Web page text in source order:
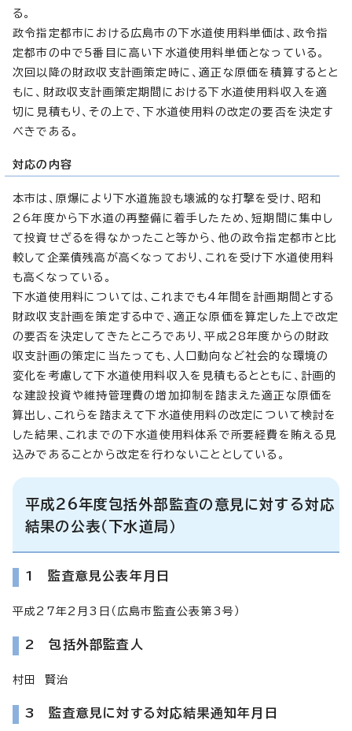
る。
政令指定都市における広島市の下水道使用料単価は、政令指
定都市の中で5番目に高い下水道使用料単価となっている。
次回以降の財政収支計画策定時に、適正な原価を積算するとと
もに、財政収支計画策定期間における下水道使用料収入を適
切に見積もり、その上で、下水道使用料の改定の要否を決定す
べきである。
対応の内容
本市は、原爆により下水道施設も壊滅的な打撃を受け、昭和
26年度から下水道の再整備に着手したため、短期間に集中し
て投資せざるを得なかったこと等から、他の政令指定都市と比
較して企業債残高が高くなっており、これを受け下水道使用料
も高くなっている。
下水道使用料については、これまでも4年間を計画期間とする
財政収支計画を策定する中で、適正な原価を算定した上で改定
の要否を決定してきたところであり、平成28年度からの財政
収支計画の策定に当たっても、人口動向など社会的な環境の
変化を考慮して下水道使用料収入を見積もるとともに、計画的
な建設投資や維持管理費の増加抑制を踏まえた適正な原価を
算出し、これらを踏まえて下水道使用料の改定について検討を
した結果、これまでの下水道使用料体系で所要経費を賄える見
込みであることから改定を行わないこととしている。
平成26年度包括外部監査の意見に対する対応
結果の公表（下水道局）
1 監査意見公表年月日
平成27年2月3日（広島市監査公表第3号）
2 包括外部監査人
村田 賢治
3 監査意見に対する対応結果通知年月日